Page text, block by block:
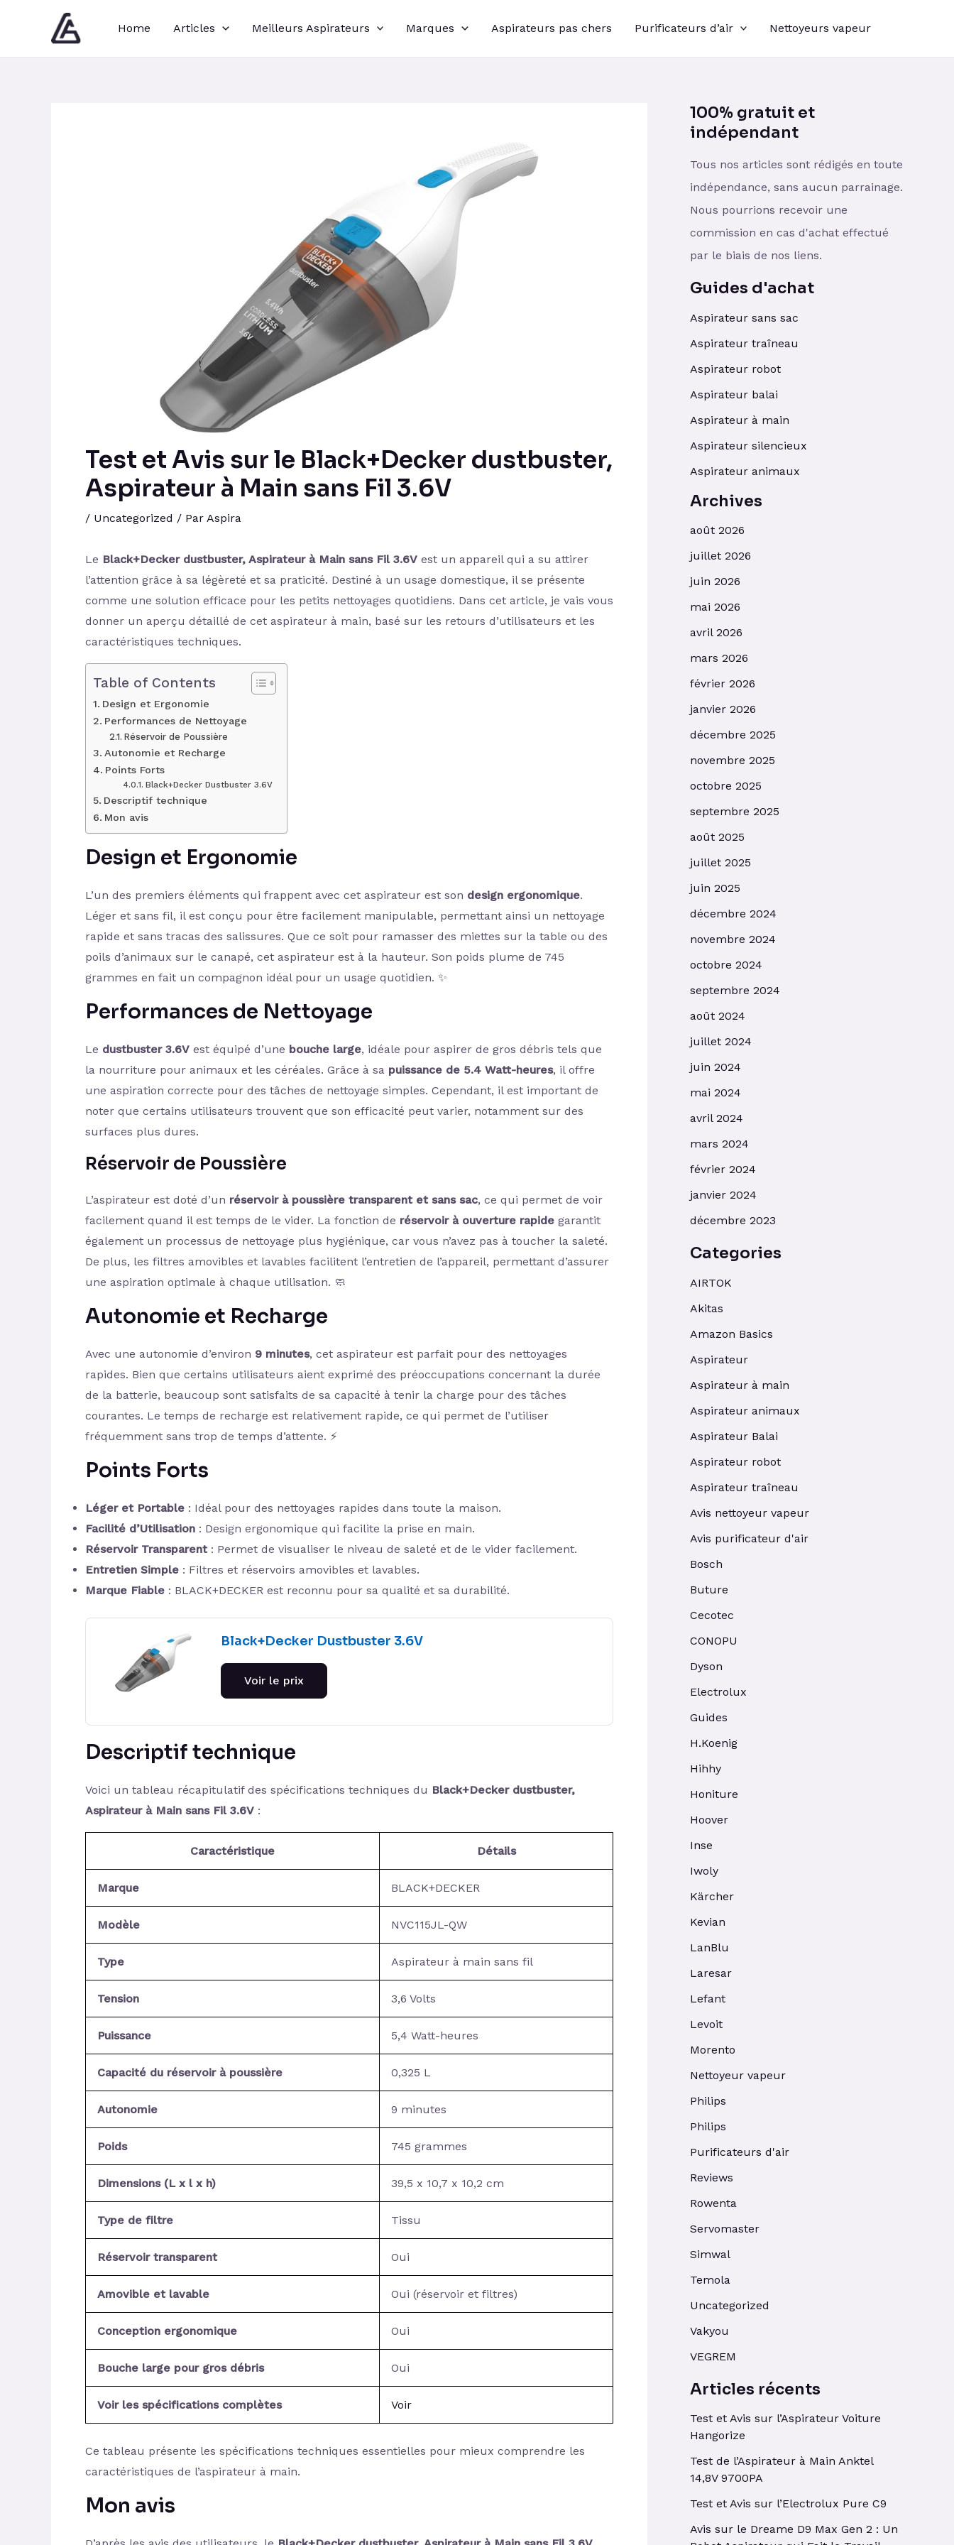
Home Articles Meilleurs Aspirateurs Marques Aspirateurs pas chers Purificateurs d’air Nettoyeurs vapeur
Test et Avis sur le Black+Decker dustbuster,
Aspirateur à Main sans Fil 3.6V
/ Uncategorized / Par Aspira
Le Black+Decker dustbuster, Aspirateur à Main sans Fil 3.6V est un appareil qui a su attirer
l’attention grâce à sa légèreté et sa praticité. Destiné à un usage domestique, il se présente
comme une solution efficace pour les petits nettoyages quotidiens. Dans cet article, je vais vous
donner un aperçu détaillé de cet aspirateur à main, basé sur les retours d’utilisateurs et les
caractéristiques techniques.
Table of Contents
Design et Ergonomie
Performances de Nettoyage
Réservoir de Poussière
Autonomie et Recharge
Points Forts
Black+Decker Dustbuster 3.6V
Descriptif technique
Mon avis
Design et Ergonomie
L’un des premiers éléments qui frappent avec cet aspirateur est son design ergonomique.
Léger et sans fil, il est conçu pour être facilement manipulable, permettant ainsi un nettoyage
rapide et sans tracas des salissures. Que ce soit pour ramasser des miettes sur la table ou des
poils d’animaux sur le canapé, cet aspirateur est à la hauteur. Son poids plume de 745
grammes en fait un compagnon idéal pour un usage quotidien. ✨
Performances de Nettoyage
Le dustbuster 3.6V est équipé d’une bouche large, idéale pour aspirer de gros débris tels que
la nourriture pour animaux et les céréales. Grâce à sa puissance de 5.4 Watt-heures, il offre
une aspiration correcte pour des tâches de nettoyage simples. Cependant, il est important de
noter que certains utilisateurs trouvent que son efficacité peut varier, notamment sur des
surfaces plus dures.
Réservoir de Poussière
L’aspirateur est doté d’un réservoir à poussière transparent et sans sac, ce qui permet de voir
facilement quand il est temps de le vider. La fonction de réservoir à ouverture rapide garantit
également un processus de nettoyage plus hygiénique, car vous n’avez pas à toucher la saleté.
De plus, les filtres amovibles et lavables facilitent l’entretien de l’appareil, permettant d’assurer
une aspiration optimale à chaque utilisation. 🧼
Autonomie et Recharge
Avec une autonomie d’environ 9 minutes, cet aspirateur est parfait pour des nettoyages
rapides. Bien que certains utilisateurs aient exprimé des préoccupations concernant la durée
de la batterie, beaucoup sont satisfaits de sa capacité à tenir la charge pour des tâches
courantes. Le temps de recharge est relativement rapide, ce qui permet de l’utiliser
fréquemment sans trop de temps d’attente. ⚡
Points Forts
Léger et Portable : Idéal pour des nettoyages rapides dans toute la maison.
Facilité d’Utilisation : Design ergonomique qui facilite la prise en main.
Réservoir Transparent: Permet de visualiser le niveau de saleté et de le vider facilement.
Entretien Simple : Filtres et réservoirs amovibles et lavables.
Marque Fiable : BLACK+DECKER est reconnu pour sa qualité et sa durabilité.
Black+Decker Dustbuster 3.6V
Voir le prix
Descriptif technique
Voici un tableau récapitulatif des spécifications techniques du Black+Decker dustbuster,
Aspirateur à Main sans Fil 3.6V :
Caractéristique Détails
Marque BLACK+DECKER
Modèle NVC115JL-QW
Type Aspirateur à main sans fil
Tension 3,6 Volts
Puissance 5,4 Watt-heures
Capacité du réservoir à poussière 0,325 L
Autonomie 9 minutes
Poids 745 grammes
Dimensions (L x l x h) 39,5 x 10,7 x 10,2 cm
Type de filtre Tissu
Réservoir transparent Oui
Amovible et lavable Oui (réservoir et filtres)
Conception ergonomique Oui
Bouche large pour gros débris Oui
Voir les spécifications complètes Voir
Ce tableau présente les spécifications techniques essentielles pour mieux comprendre les
caractéristiques de l’aspirateur à main.
Mon avis
100% gratuit et
indépendant
Tous nos articles sont rédigés en toute
indépendance, sans aucun parrainage.
Nous pourrions recevoir une
commission en cas d'achat effectué
par le biais de nos liens.
Guides d'achat
Aspirateur sans sac
Aspirateur traîneau
Aspirateur robot
Aspirateur balai
Aspirateur à main
Aspirateur silencieux
Aspirateur animaux
Archives
août 2026
juillet 2026
juin 2026
mai 2026
avril 2026
mars 2026
février 2026
janvier 2026
décembre 2025
novembre 2025
octobre 2025
septembre 2025
août 2025
juillet 2025
juin 2025
décembre 2024
novembre 2024
octobre 2024
septembre 2024
août 2024
juillet 2024
juin 2024
mai 2024
avril 2024
mars 2024
février 2024
janvier 2024
décembre 2023
Categories
AIRTOK
Akitas
Amazon Basics
Aspirateur
Aspirateur à main
Aspirateur animaux
Aspirateur Balai
Aspirateur robot
Aspirateur traîneau
Avis nettoyeur vapeur
Avis purificateur d'air
Bosch
Buture
Cecotec
CONOPU
Dyson
Electrolux
Guides
H.Koenig
Hihhy
Honiture
Hoover
Inse
Iwoly
Kärcher
Kevian
LanBlu
Laresar
Lefant
Levoit
Morento
Nettoyeur vapeur
Philips
Philips
Purificateurs d'air
Reviews
Rowenta
Servomaster
Simwal
Temola
Uncategorized
Vakyou
VEGREM
Articles récents
Test et Avis sur l’Aspirateur Voiture
Hangorize
Test de l’Aspirateur à Main Anktel
14,8V 9700PA
Test et Avis sur l’Electrolux Pure C9
Avis sur le Dreame D9 Max Gen 2 : Un